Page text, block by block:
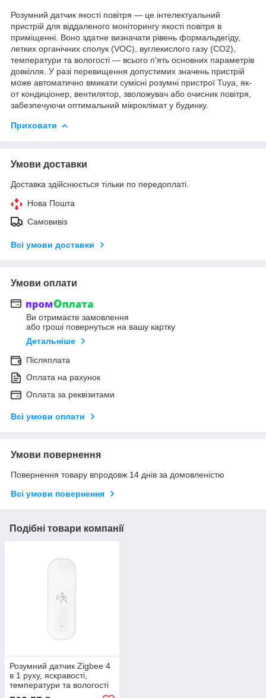
Розумний датчик якості повітря — це інтелектуальний
пристрій для віддаленого моніторингу якості повітря в
приміщенні. Воно здатне визначати рівень формальдегіду,
летких органічних сполук (VOC), вуглекислого газу (CO2),
температури та вологості — всього п'ять основних параметрів
довкілля. У разі перевищення допустимих значень пристрій
може автоматично вмикати сумісні розумні пристрої Tuya, як-
от кондиціонер, вентилятор, зволожувач або очисник повітря,
забезпечуючи оптимальний мікроклімат у будинку.
Приховати
Умови доставки
Доставка здійснюється тільки по передоплаті.
Нова Пошта
Самовивіз
Всі умови доставки
Умови оплати
Ви отримаєте замовлення
або гроші повернуться на вашу картку
Детальніше
Післяплата
Оплата на рахунок
Оплата за реквізитами
Всі умови оплати
Умови повернення
Повернення товару впродовж 14 днів за домовленістю
Всі умови повернення
Подібні товари компанії
Розумний датчик Zigbee 4
в 1 руху, яскравості,
температури та вологості